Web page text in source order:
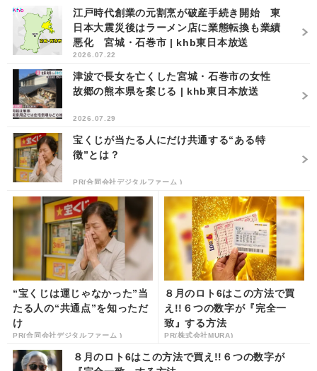
江戸時代創業の元割烹が破産手続き開始 東
日本大震災後はラーメン店に業態転換も業績
悪化 宮城・石巻市 | khb東日本放送
2026.07.22
津波で長女を亡くした宮城・石巻市の女性
故郷の熊本県を案じる | khb東日本放送
2026.07.29
宝くじが当たる人にだけ共通する“ある特
徴”とは？
PR(合同会社デジタルファーム )
“宝くじは運じゃなかった”当
たる人の“共通点”を知っただ
け
PR(合同会社デジタルファーム )
８月のロト6はこの方法で買
え!!６つの数字が『完全一
致』する方法
PR(株式会社MURA)
８月のロト6はこの方法で買え!!６つの数字が